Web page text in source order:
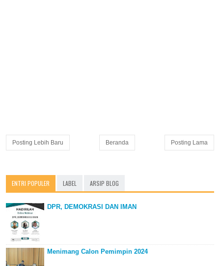
Posting Lebih Baru Posting Lama
Beranda
ENTRI POPULER LABEL ARSIP BLOG
DPR, DEMOKRASI DAN IMAN
Menimang Calon Pemimpin 2024